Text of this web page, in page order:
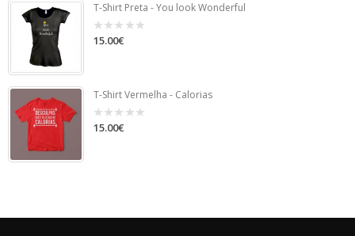
T-Shirt Preta - You look Wonderful
0
15.00€
T-Shirt Vermelha - Calorias
0
15.00€